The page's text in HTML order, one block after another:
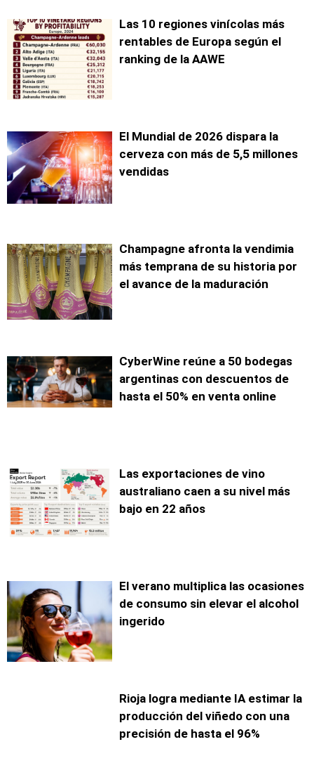
Las 10 regiones vinícolas más
rentables de Europa según el
ranking de la AAWE
El Mundial de 2026 dispara la
cerveza con más de 5,5 millones
vendidas
Champagne afronta la vendimia
más temprana de su historia por
el avance de la maduración
CyberWine reúne a 50 bodegas
argentinas con descuentos de
hasta el 50% en venta online
Las exportaciones de vino
australiano caen a su nivel más
bajo en 22 años
El verano multiplica las ocasiones
de consumo sin elevar el alcohol
ingerido
Rioja logra mediante IA estimar la
producción del viñedo con una
precisión de hasta el 96%